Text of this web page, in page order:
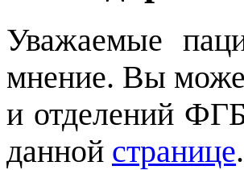
Уважаемые
мнение. Вы
и отделений
данной странице.